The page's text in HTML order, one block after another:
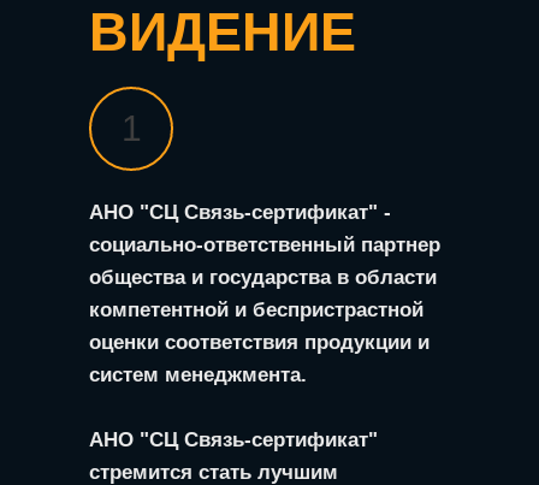
1
ВИДЕНИЕ
АНО "СЦ Связь-сертификат" -
социально-ответственный партнер
общества и государства в области
компетентной и беспристрастной
оценки соответствия продукции и
систем менеджмента.
АНО "СЦ Связь-сертификат"
стремится стать лучшим